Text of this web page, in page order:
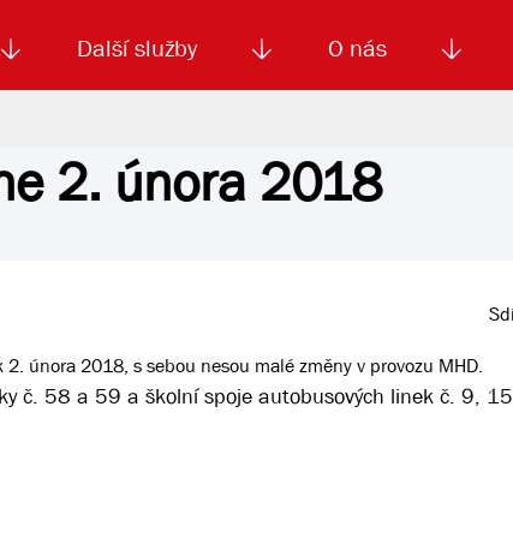
Jízdné MHD El. jízdenka (EOS)
Další služby
doprava Autoškola
O nás
Výběrová řízení Kariéra
2. února 2018
února 2018, s sebou nesou malé změny v provozu MHD.
č. 58 a 59 a školní spoje autobusových linek č. 9,